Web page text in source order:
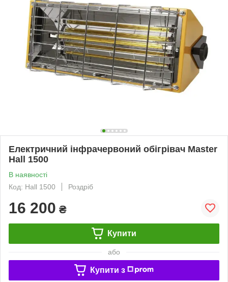
Електричний інфрачервоний обігрівач Master
Hall 1500
В наявності
Код: Hall 1500
Роздріб
16 200 ₴
Купити
або
Купити з